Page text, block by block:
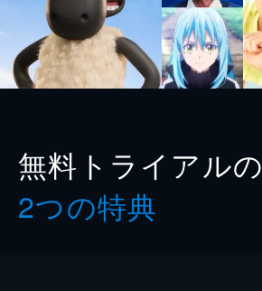
無料トライアルの
2つの特典